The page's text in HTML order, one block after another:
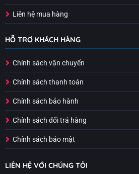
Liên hệ mua hàng
HỖ TRỢ KHÁCH HÀNG
Chính sách vận chuyển
Chính sách thanh toán
Chính sách bảo hành
Chính sách đổi trả hàng
Chính sách bảo mật
LIÊN HỆ VỚI CHÚNG TÔI